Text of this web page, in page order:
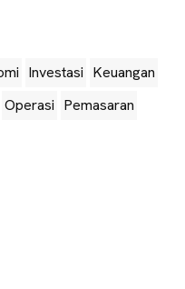
Investasi Keuangan
Operasi Pemasaran